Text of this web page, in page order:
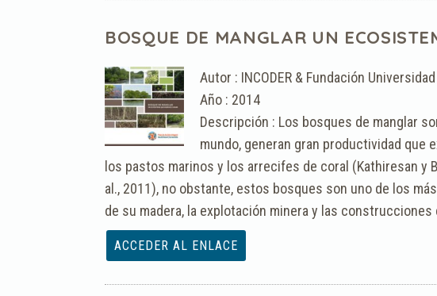
BOSQUE DE MANGLAR UN
Autor : INCODER & Fundación
Año : 2014
Descripción : Los bosques de manglar
mundo, generan gran productividad
los pastos marinos y los arrecifes de coral (Kathiresan y
al., 2011), no obstante, estos bosques son uno de los
de su madera, la explotación minera y las